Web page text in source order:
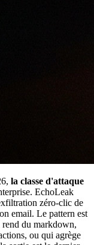
la classe d'attaque
EchoLeak
zéro-clic de
email. Le pattern est
du markdown,
ou qui agrège